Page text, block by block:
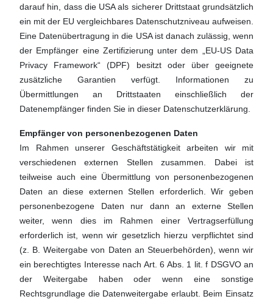
darauf hin, dass die USA als sicherer Drittstaat grundsätzlich
ein mit der EU vergleichbares Datenschutzniveau aufweisen.
Eine Datenübertragung in die USA ist danach zulässig, wenn
der Empfänger eine Zertifizierung unter dem „EU-US Data
Privacy Framework“ (DPF) besitzt oder über geeignete
zusätzliche Garantien verfügt. Informationen zu
Übermittlungen an Drittstaaten einschließlich der
Datenempfänger finden Sie in dieser Datenschutzerklärung.
Empfänger von personenbezogenen Daten
Im Rahmen unserer Geschäftstätigkeit arbeiten wir mit
verschiedenen externen Stellen zusammen. Dabei ist
teilweise auch eine Übermittlung von personenbezogenen
Daten an diese externen Stellen erforderlich. Wir geben
personenbezogene Daten nur dann an externe Stellen
weiter, wenn dies im Rahmen einer Vertragserfüllung
erforderlich ist, wenn wir gesetzlich hierzu verpflichtet sind
(z. B. Weitergabe von Daten an Steuerbehörden), wenn wir
ein berechtigtes Interesse nach Art. 6 Abs. 1 lit. f DSGVO an
der Weitergabe haben oder wenn eine sonstige
Rechtsgrundlage die Datenweitergabe erlaubt. Beim Einsatz